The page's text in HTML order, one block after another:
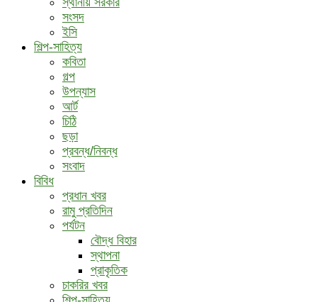
সংসদ
ইসি
শিল্প-সাহিত্য
কবিতা
গল্প
উপন্যাস
আর্ট
চিঠি
ছড়া
প্রবন্ধ/নিবন্ধ
সংবাদ
বিবিধ
প্রধান খবর
রামু প্রতিদিন
পর্যটন
বৌদ্ধ ‍বিহার
স্থাপনা
প্রাকৃতিক
চাকরির খবর